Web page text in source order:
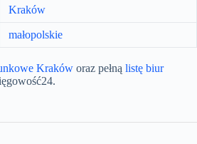
Kraków
małopolskie
Kraków oraz pełną listę biur